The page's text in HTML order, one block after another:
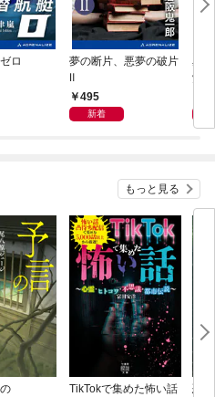
ロ
夢の断片、悪夢の破片
Ⅱ
495
新着
星
覚
もっと見る
TikTokで集めた怖い話
恐